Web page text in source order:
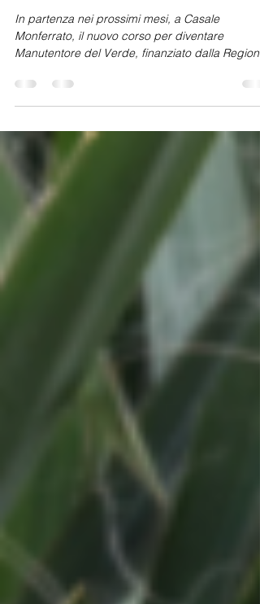
2025 - Formazione per
diventare Manutentore del
Verde
In partenza nei prossimi mesi, a Casale
Monferrato, il nuovo corso per diventare
Piemonte...